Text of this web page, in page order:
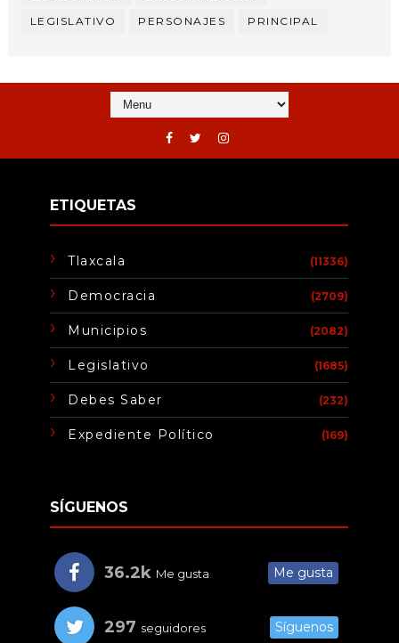
LEGISLATIVO PERSONAJES PRINCIPAL
ETIQUETAS
Tlaxcala (11336)
Democracia (2709)
Municipios (2082)
Legislativo (1685)
Debes Saber (232)
Expediente Político (169)
SÍGUENOS
36.2k Me gusta Me gusta
297 seguidores Síguenos